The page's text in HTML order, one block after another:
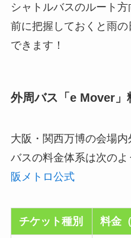
シャトルバスのルート
前に把握しておくと雨
できます！
外周バス「e Mover」
大阪・関西万博の会場内
バスの料金体系は次のよ
阪メトロ公式
チケット種別 料金